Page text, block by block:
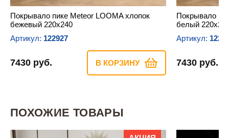
Покрывало пике Meteor LOOMA хлопок
бежевый 220х240
Артикул: 122927
7430 руб. В КОРЗИНУ
Покрывало
белый
Артикул:
7430 руб.
ПОХОЖИЕ ТОВАРЫ